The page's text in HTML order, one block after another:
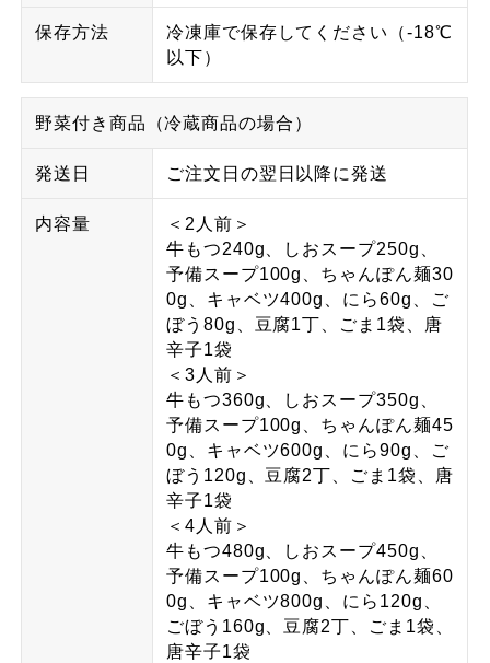
保存方法
冷凍庫で保存してください（-18℃
以下）
野菜付き商品（冷蔵商品の場合）
発送日 ご注文日の翌日以降に発送
内容量
＜2人前＞
牛もつ240g、しおスープ250g、
予備スープ100g、ちゃんぽん麺30
0g、キャベツ400g、にら60g、ご
ぼう80g、豆腐1丁、ごま1袋、唐
辛子1袋
＜3人前＞
牛もつ360g、しおスープ350g、
予備スープ100g、ちゃんぽん麺45
0g、キャベツ600g、にら90g、ご
ぼう120g、豆腐2丁、ごま1袋、唐
辛子1袋
＜4人前＞
牛もつ480g、しおスープ450g、
予備スープ100g、ちゃんぽん麺60
0g、キャベツ800g、にら120g、
ごぼう160g、豆腐2丁、ごま1袋、
唐辛子1袋